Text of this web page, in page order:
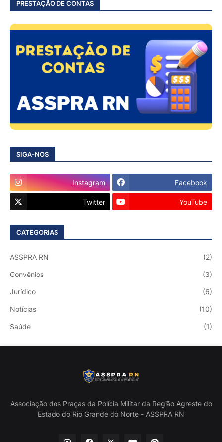
PRESTAÇÃO DE CONTAS
SIGA-NOS
Instagram Facebook
Twitter YouTube
CATEGORIAS
ASSPRA RN (2)
Convênios (3)
Jurídico (6)
Notícias (10)
Saúde (1)
Associação dos Praças da Polícia Militar da Região Agreste do
Estado do Rio Grande do Norte - ASSPRA RN